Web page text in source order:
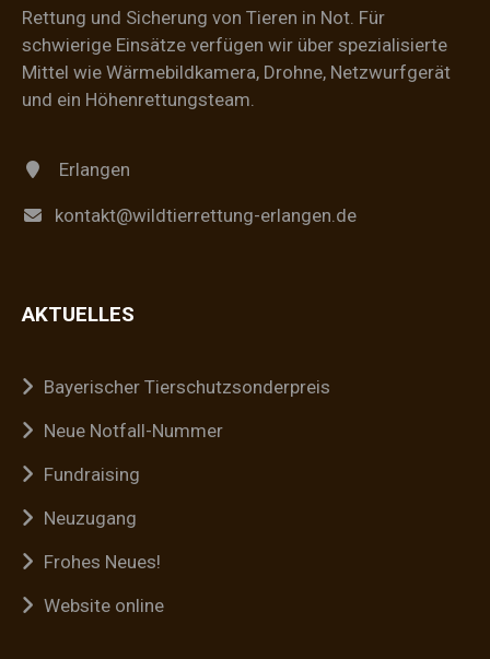
Rettung und Sicherung von Tieren in Not. Für
schwierige Einsätze verfügen wir über spezialisierte
Mittel wie Wärmebildkamera, Drohne, Netzwurfgerät
und ein Höhenrettungsteam.
Erlangen
kontakt@wildtierrettung-erlangen.de
AKTUELLES
Bayerischer Tierschutzsonderpreis
Neue Notfall-Nummer
Fundraising
Neuzugang
Frohes Neues!
Website online